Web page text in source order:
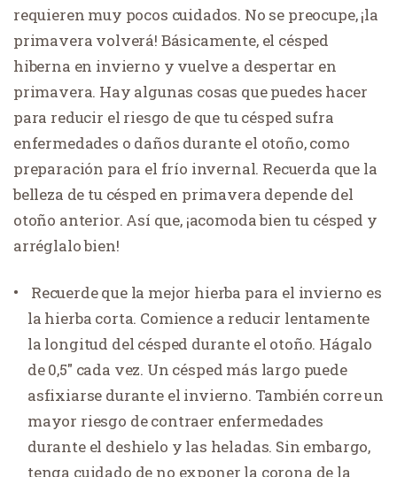
requieren muy pocos cuidados. No se preocupe, ¡la
primavera volverá! Básicamente, el césped
hiberna en invierno y vuelve a despertar en
primavera. Hay algunas cosas que puedes hacer
para reducir el riesgo de que tu césped sufra
enfermedades o daños durante el otoño, como
preparación para el frío invernal. Recuerda que la
belleza de tu césped en primavera depende del
otoño anterior. Así que, ¡acomoda bien tu césped y
arréglalo bien!
Recuerde que la mejor hierba para el invierno es
la hierba corta. Comience a reducir lentamente
la longitud del césped durante el otoño. Hágalo
de 0,5" cada vez. Un césped más largo puede
asfixiarse durante el invierno. También corre un
mayor riesgo de contraer enfermedades
durante el deshielo y las heladas. Sin embargo,
tenga cuidado de no exponer la corona de la